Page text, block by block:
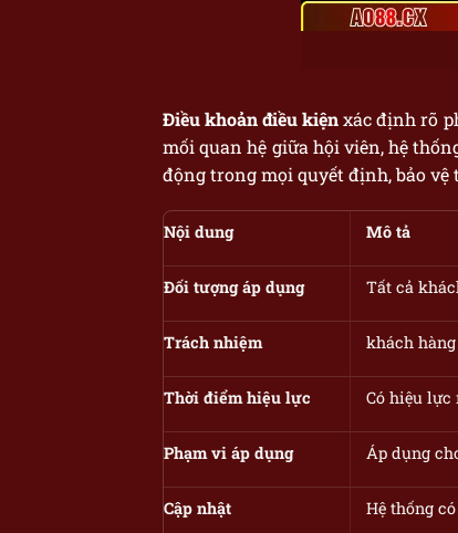
Điều khoản điều kiệnxác định rõ
mối quan hệ giữa hội viên, hệ
động trong mọi quyết định, bảo
Nội dung Mô tả
Đối tượng áp dụng Tất cả
Trách nhiệm khách
Thời điểm hiệu lực Có hiệu lực
Phạm vi áp dụng Áp dụng
Cập nhật Hệ thống